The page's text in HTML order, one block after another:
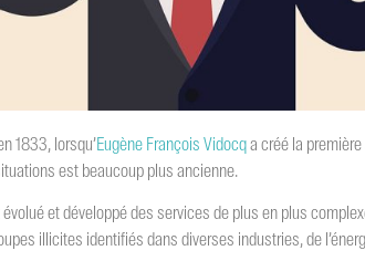
1833, lorsqu’Eugène François Vidocqa créé la
est beaucoup plus ancienne.
et développé des services de plus en plus
illicites identifiés dans diverses industries, de